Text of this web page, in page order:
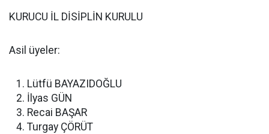
KURUCU İL DİSİPLİN KURULU
Asil üyeler:
Lütfü BAYAZIDOĞLU
İlyas GÜN
Recai BAŞAR
Turgay ÇÖRÜT